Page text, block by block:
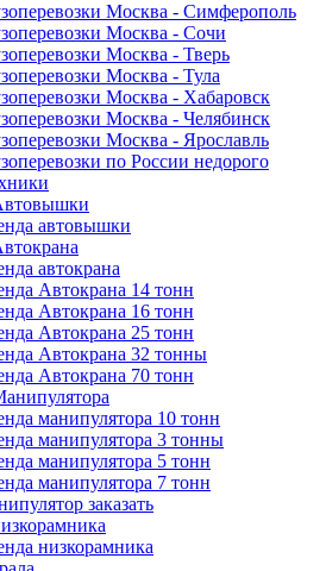
Москва - Симферополь
Москва - Сочи
Москва - Тверь
Москва - Тула
Москва - Хабаровск
Москва - Челябинск
Москва - Ярославль
по России недорого
автовышки
автокрана
Автокрана 14 тонн
Автокрана 16 тонн
Автокрана 25 тонн
Автокрана 32 тонны
Автокрана 70 тонн
манипулятора 10 тонн
манипулятора 3 тонны
манипулятора 5 тонн
манипулятора 7 тонн
заказать
низкорамника